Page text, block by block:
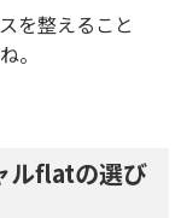
を整えること
。
ルflatの選び